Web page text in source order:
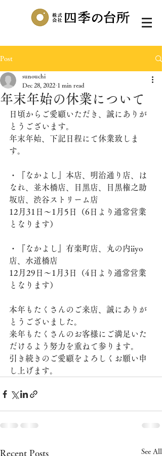
Post
年末年始の休業について
sunouchi
Dec 28, 2022 1 min read
日頃からご愛顧いただき、誠にありが
とうございます。
年末年始、下記日程にて休業致しま
す。
・『なかよし』本店、明治通り店、は
なれ、並木橋店、目黒店、目黒権之助
坂店、渋谷ストリーム店
12月31日～1月5日（6日より通常営業
となります）
・『なかよし』有楽町店、丸の内iiyo
店、水道橋店
12月29日～1月3日（4日より通常営業
となります）
本年もたくさんのご来店、誠にありが
とうございました。
来年もたくさんのお客様にご満足いた
だけるよう努力を重ねて参ります。
引き続きのご愛顧をよろしくお願い申
し上げます。
Recent Posts See All